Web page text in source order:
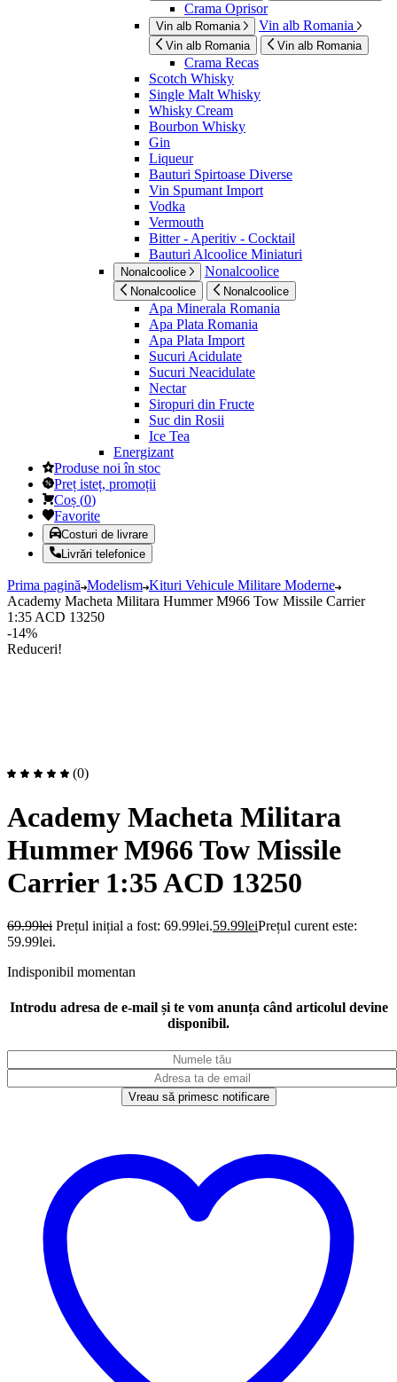
Crama Oprisor
Vin alb Romania Vin alb Romania
Vin alb Romania Vin alb Romania
Crama Recas
Scotch Whisky
Single Malt Whisky
Whisky Cream
Bourbon Whisky
Gin
Liqueur
Bauturi Spirtoase Diverse
Vin Spumant Import
Vodka
Vermouth
Bitter - Aperitiv - Cocktail
Bauturi Alcoolice Miniaturi
Nonalcoolice Nonalcoolice
Nonalcoolice Nonalcoolice
Apa Minerala Romania
Apa Plata Romania
Apa Plata Import
Sucuri Acidulate
Sucuri Neacidulate
Nectar
Siropuri din Fructe
Suc din Rosii
Ice Tea
Energizant
Produse noi în stoc
Preț isteț, promoții
Coș (0)
Favorite
Costuri de livrare
Livrări telefonice
Prima pagină Modelism Kituri Vehicule Militare Moderne
Academy Macheta Militara Hummer M966 Tow Missile Carrier
1:35 ACD 13250
-14%
Reduceri!
(0)
Academy Macheta Militara
Hummer M966 Tow Missile
Carrier 1:35 ACD 13250
69.99lei Prețul inițial a fost: 69.99lei.59.99leiPrețul curent este:
59.99lei.
Indisponibil momentan
Introdu adresa de e-mail și te vom anunța când articolul devine
disponibil.
Vreau să primesc notificare